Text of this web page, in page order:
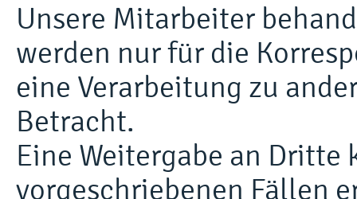
Unsere Mitarbeiter
werden nur für die
eine Verarbeitung zu
Betracht.
Eine Weitergabe an Dritte
vorgeschriebenen Fällen